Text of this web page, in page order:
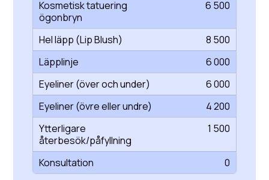
Kosmetisk tatuering
ögonbryn
6 500
Hel läpp (Lip Blush)
8 500
Läpplinje
6 000
Eyeliner (över och under)
6 000
Eyeliner (övre eller undre)
4 200
Ytterligare
återbesök/påfyllning
1 500
Konsultation 0